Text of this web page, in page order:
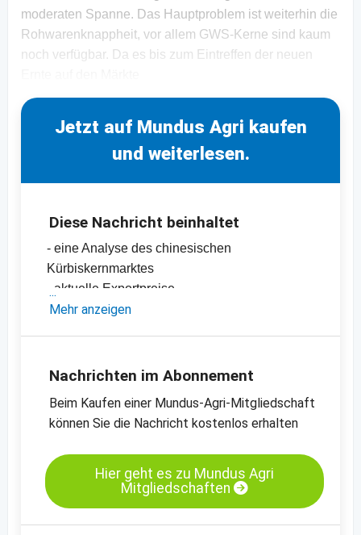
moderaten Spanne. Das Hauptproblem ist weiterhin die
Rohwarenknappheit, vor allem GWS-Kerne sind kaum
noch verfügbar. Da es bis zum Eintreffen der neuen
Jetzt auf Mundus Agri kaufen
und weiterlesen.
Diese Nachricht beinhaltet
- eine Analyse des chinesischen
Kürbiskernmarktes
- aktuelle Exportpreise
-Preischart für Kürbiskerne, GWS, Grade AA
-weitere Preischarts
Mehr anzeigen
Nachrichten im Abonnement
Beim Kaufen einer Mundus-Agri-Mitgliedschaft
können Sie die Nachricht kostenlos erhalten
Hier geht es zu Mundus Agri
Mitgliedschaften